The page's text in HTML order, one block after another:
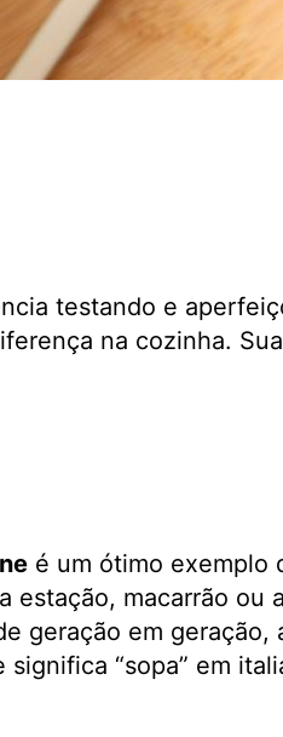
testando e
na cozinha.
é um ótimo exemplo
estação, macarrão ou
geração em geração,
significa “sopa” em